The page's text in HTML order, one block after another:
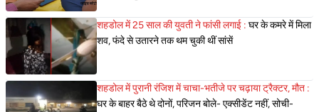
शहडोल में 25 साल की युवती ने फांसी लगाई : घर के कमरे में मिला
शव, फंदे से उतारने तक थम चुकी थीं सांसें
शहडोल में पुरानी रंजिश में चाचा-भतीजे पर चढ़ाया ट्रैक्टर, मौत :
घर के बाहर बैठे थे दोनों, परिजन बोले- एक्सीडेंट नहीं, सोची-